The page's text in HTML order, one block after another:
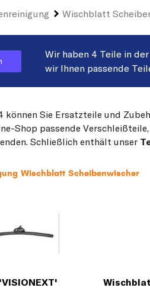
Wischblatt
Wir haben 4 Teile in
wir Ihnen passende
können Sie Ersatzteile und
Shop passende
Schließlich enthält unser
Wischblatt Scheibenwischer